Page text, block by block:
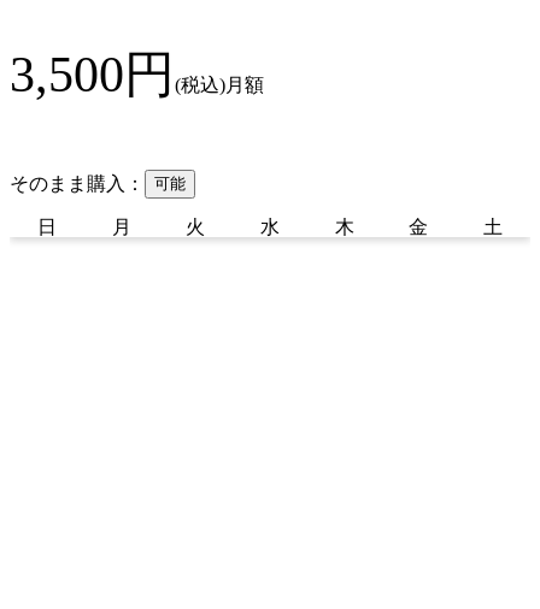
3,500円 (税込)月額
そのまま購入： 可能
日 月 火 水 木 金 土